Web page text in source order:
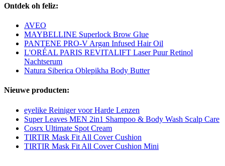
Ontdek oh feliz:
AVEO
MAYBELLINE Superlock Brow Glue
PANTENE PRO-V Argan Infused Hair Oil
L'ORÉAL PARIS REVITALIFT Laser Puur Retinol
Nachtserum
Natura Siberica Oblepikha Body Butter
Nieuwe producten:
eyelike Reiniger voor Harde Lenzen
Super Leaves MEN 2in1 Shampoo & Body Wash Scalp Care
Cosrx Ultimate Spot Cream
TIRTIR Mask Fit All Cover Cushion
TIRTIR Mask Fit All Cover Cushion Mini